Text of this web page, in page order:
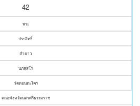
42
พระ
ประสิทธิ์
ลำยาว
ปภสฺสโร
วัดดอนตะใคร
คณะจังหวัดนครศรีธรรมราช